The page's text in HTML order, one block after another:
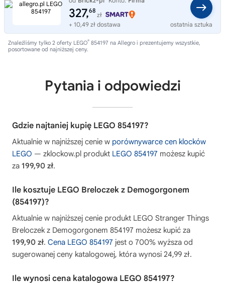
327,68
zł
+ 10,49 zł dostawa
ostatnia sztuka
Znaleźliśmy tylko 2 oferty LEGO® 854197 na Allegro i prezentujemy wszystkie,
posortowane od najniższej ceny.
Pytania i odpowiedzi
Gdzie najtaniej kupię LEGO 854197?
Aktualnie w najniższej cenie w porównywarce cen klocków
LEGO — zklockow.pl produkt LEGO 854197 możesz kupić
za 199,90 zł.
Ile kosztuje LEGO Breloczek z Demogorgonem
(854197)?
Aktualnie w najniższej cenie produkt LEGO Stranger Things
Breloczek z Demogorgonem 854197 możesz kupić za
199,90 zł. Cena LEGO 854197 jest o 700% wyższa od
sugerowanej ceny katalogowej, która wynosi 24,99 zł.
Ile wynosi cena katalogowa LEGO 854197?